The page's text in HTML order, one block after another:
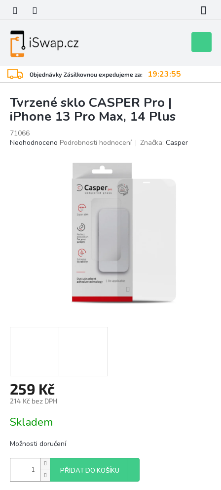
obsah
Objednávky Zásilkovnou expedujeme za: 19:23:54
košík
Tvrzené sklo CASPER Pro |
iPhone 13 Pro Max, 14 Plus
71066
Průměrné
Neohodnoceno Podrobnosti hodnocení Značka: Casper
259 Kč
214 Kč bez DPH
cena:
Skladem
Možnosti doručení
PŘIDAT DO KOŠÍKU